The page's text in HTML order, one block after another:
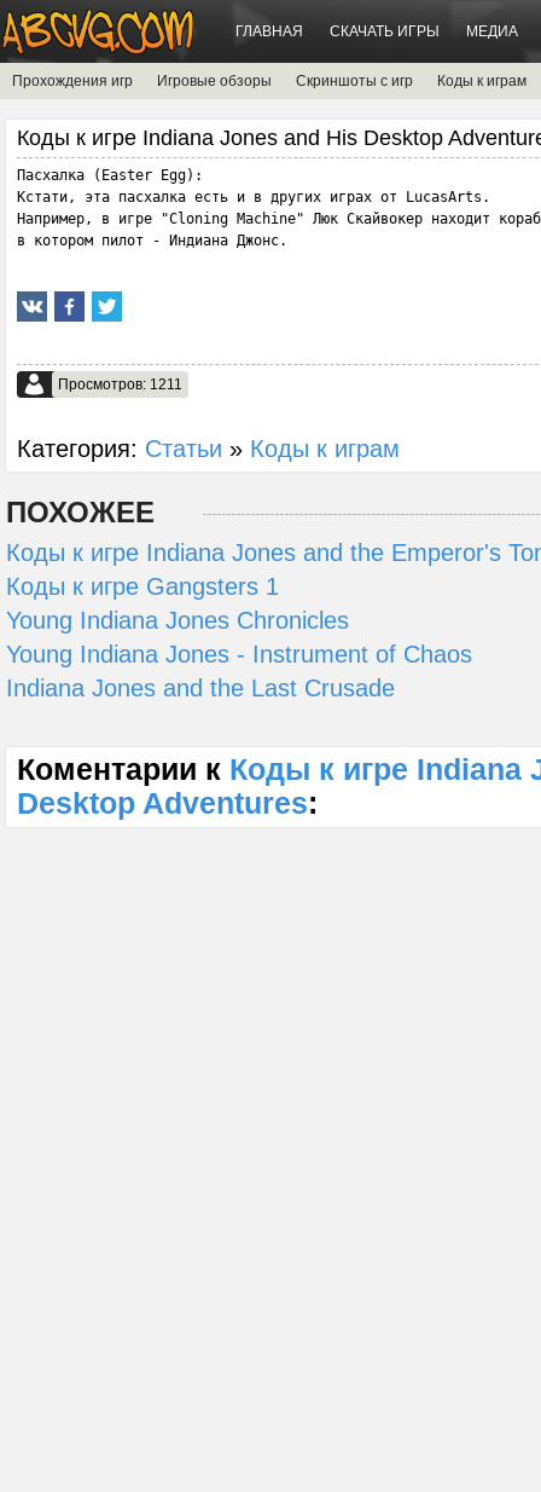
ГЛАВНАЯ СКАЧАТЬ ИГРЫ МЕДИА
Прохождения игр Игровые обзоры Скриншоты с игр Коды к играм
Коды к игре Indiana Jones and His Desktop
Пасхалка (Easter Egg):
Кстати, эта пасхалка есть и в других играх от LucasArts.
Например, в игре "Cloning Machine" Люк Скайвокер находит
в котором пилот - Индиана Джонс.
Просмотров: 1211
Категория: Статьи » Коды к играм
ПОХОЖЕЕ
Коды к игре Indiana Jones and the Emperor's
Коды к игре Gangsters 1
Young Indiana Jones Chronicles
Young Indiana Jones - Instrument of Chaos
Indiana Jones and the Last Crusade
Коментарии к Коды к игре Indiana
Desktop Adventures: